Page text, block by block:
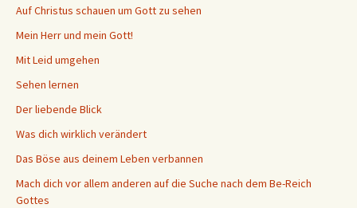
Auf Christus schauen um Gott zu sehen
Mein Herr und mein Gott!
Mit Leid umgehen
Sehen lernen
Der liebende Blick
Was dich wirklich verändert
Das Böse aus deinem Leben verbannen
Mach dich vor allem anderen auf die Suche nach dem Be-Reich
Gottes